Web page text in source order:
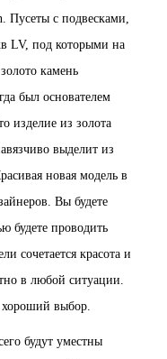
с подвесками,
LV, под которыми на
камень
был основателем
изделие из золота
выделит из
новая модель в
Вы будете
будете проводить
сочетается красота и
в любой ситуации.
, хороший выбор.
будут уместны